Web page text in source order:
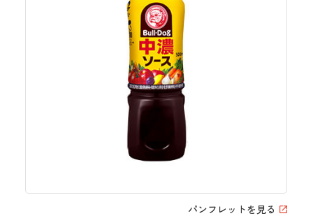
パンフレットを見る